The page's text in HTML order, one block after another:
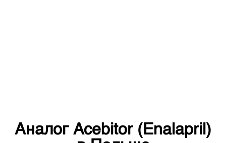
Аналог Acebitor (Enalapril)